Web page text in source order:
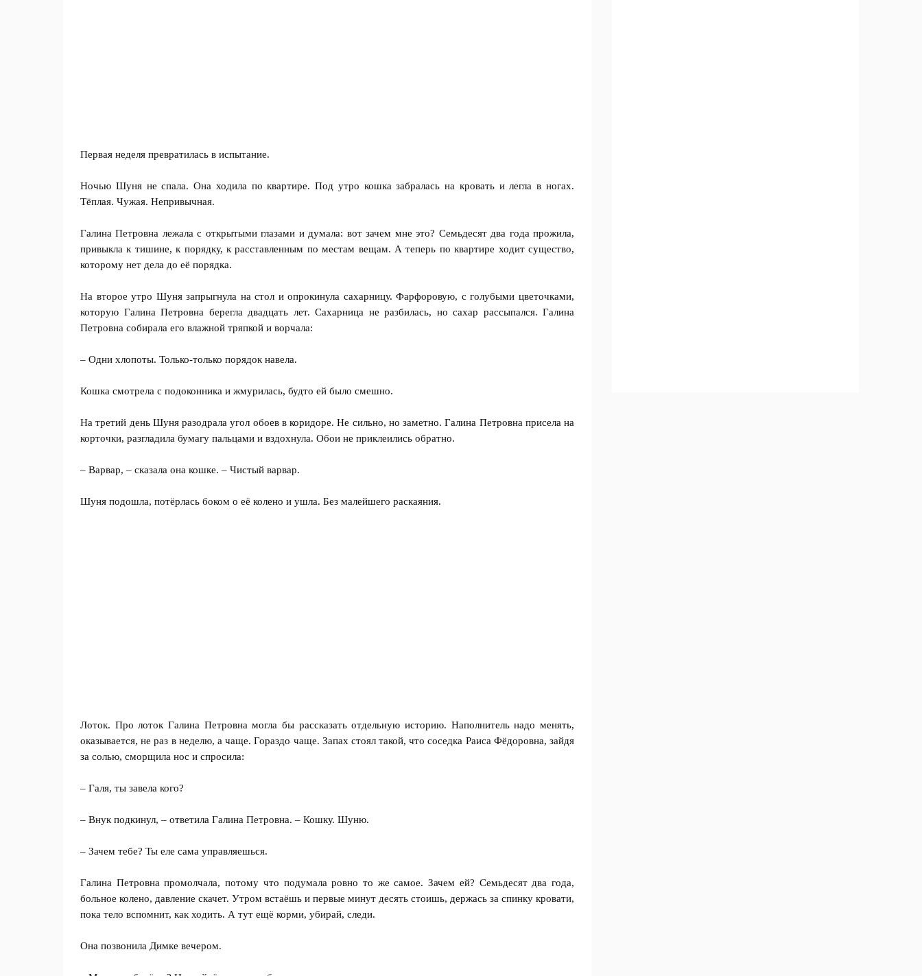
Первая неделя превратилась в испытание.
Ночью Шуня не спала. Она ходила по квартире. Под утро кошка забралась на кровать и легла в ногах.
Тёплая. Чужая. Непривычная.
Галина Петровна лежала с открытыми глазами и думала: вот зачем мне это? Семьдесят два года прожила,
привыкла к тишине, к порядку, к расставленным по местам вещам. А теперь по квартире ходит существо,
которому нет дела до её порядка.
На второе утро Шуня запрыгнула на стол и опрокинула сахарницу. Фарфоровую, с голубыми цветочками,
которую Галина Петровна берегла двадцать лет. Сахарница не разбилась, но сахар рассыпался. Галина
Петровна собирала его влажной тряпкой и ворчала:
– Одни хлопоты. Только-только порядок навела.
Кошка смотрела с подоконника и жмурилась, будто ей было смешно.
На третий день Шуня разодрала угол обоев в коридоре. Не сильно, но заметно. Галина Петровна присела на
корточки, разгладила бумагу пальцами и вздохнула. Обои не приклеились обратно.
– Варвар, – сказала она кошке. – Чистый варвар.
Шуня подошла, потёрлась боком о её колено и ушла. Без малейшего раскаяния.
Лоток. Про лоток Галина Петровна могла бы рассказать отдельную историю. Наполнитель надо менять,
оказывается, не раз в неделю, а чаще. Гораздо чаще. Запах стоял такой, что соседка Раиса Фёдоровна, зайдя
за солью, сморщила нос и спросила:
– Галя, ты завела кого?
– Внук подкинул, – ответила Галина Петровна. – Кошку. Шуню.
– Зачем тебе? Ты еле сама управляешься.
Галина Петровна промолчала, потому что подумала ровно то же самое. Зачем ей? Семьдесят два года,
больное колено, давление скачет. Утром встаёшь и первые минут десять стоишь, держась за спинку кровати,
пока тело вспомнит, как ходить. А тут ещё корми, убирай, следи.
Она позвонила Димке вечером.